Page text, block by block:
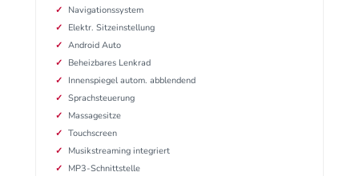
Navigationssystem
Elektr. Sitzeinstellung
Android Auto
Beheizbares Lenkrad
Innenspiegel autom. abblendend
Sprachsteuerung
Massagesitze
Touchscreen
Musikstreaming integriert
MP3-Schnittstelle